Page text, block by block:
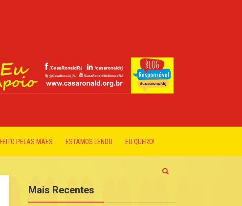
FEITO PELAS MÃES ESTAMOS LENDO EU QUERO!
Mais Recentes